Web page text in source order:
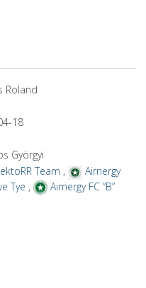
Roland
18
Györgyi
Team ,
Airnergy
Tye , Airnergy FC “B”